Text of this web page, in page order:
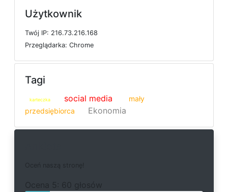
Użytkownik
Twój IP: 216.73.216.168
Przeglądarka: Chrome
Tagi
karteczka social media
mały
przedsiębiorca
Ekonomia
a ą
O
a 5: 60 głosów